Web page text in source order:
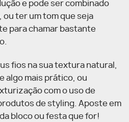
e pode ser combinado
ter um tom que seja
para chamar bastante
fios na sua textura natural,
algo mais prático, ou
com o uso de
de styling. Aposte em
bloco ou festa que for!